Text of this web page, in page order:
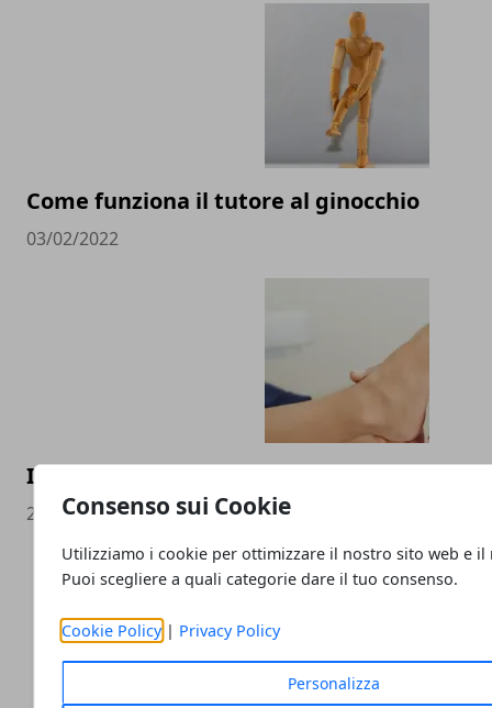
Consenso sui Cookie
Utilizziamo i cookie per ottimizzare il nostro sito web e il
Puoi scegliere a quali categorie dare il tuo consenso.
Cookie Policy | Privacy Policy
Personalizza
Come funziona il tutore al ginocchio
03/02/2022
I migliori plantari sportivi su misura a
27/03/2020